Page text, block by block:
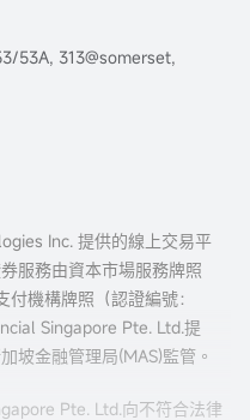
53A, 313@somerset,
Inc. 提供的線上交易平
服務由資本市場服務牌照
付機構牌照（認證編號：
Singapore Pte. Ltd.提
坡金融管理局(MAS)監管。
Pte. Ltd.向不符合法律